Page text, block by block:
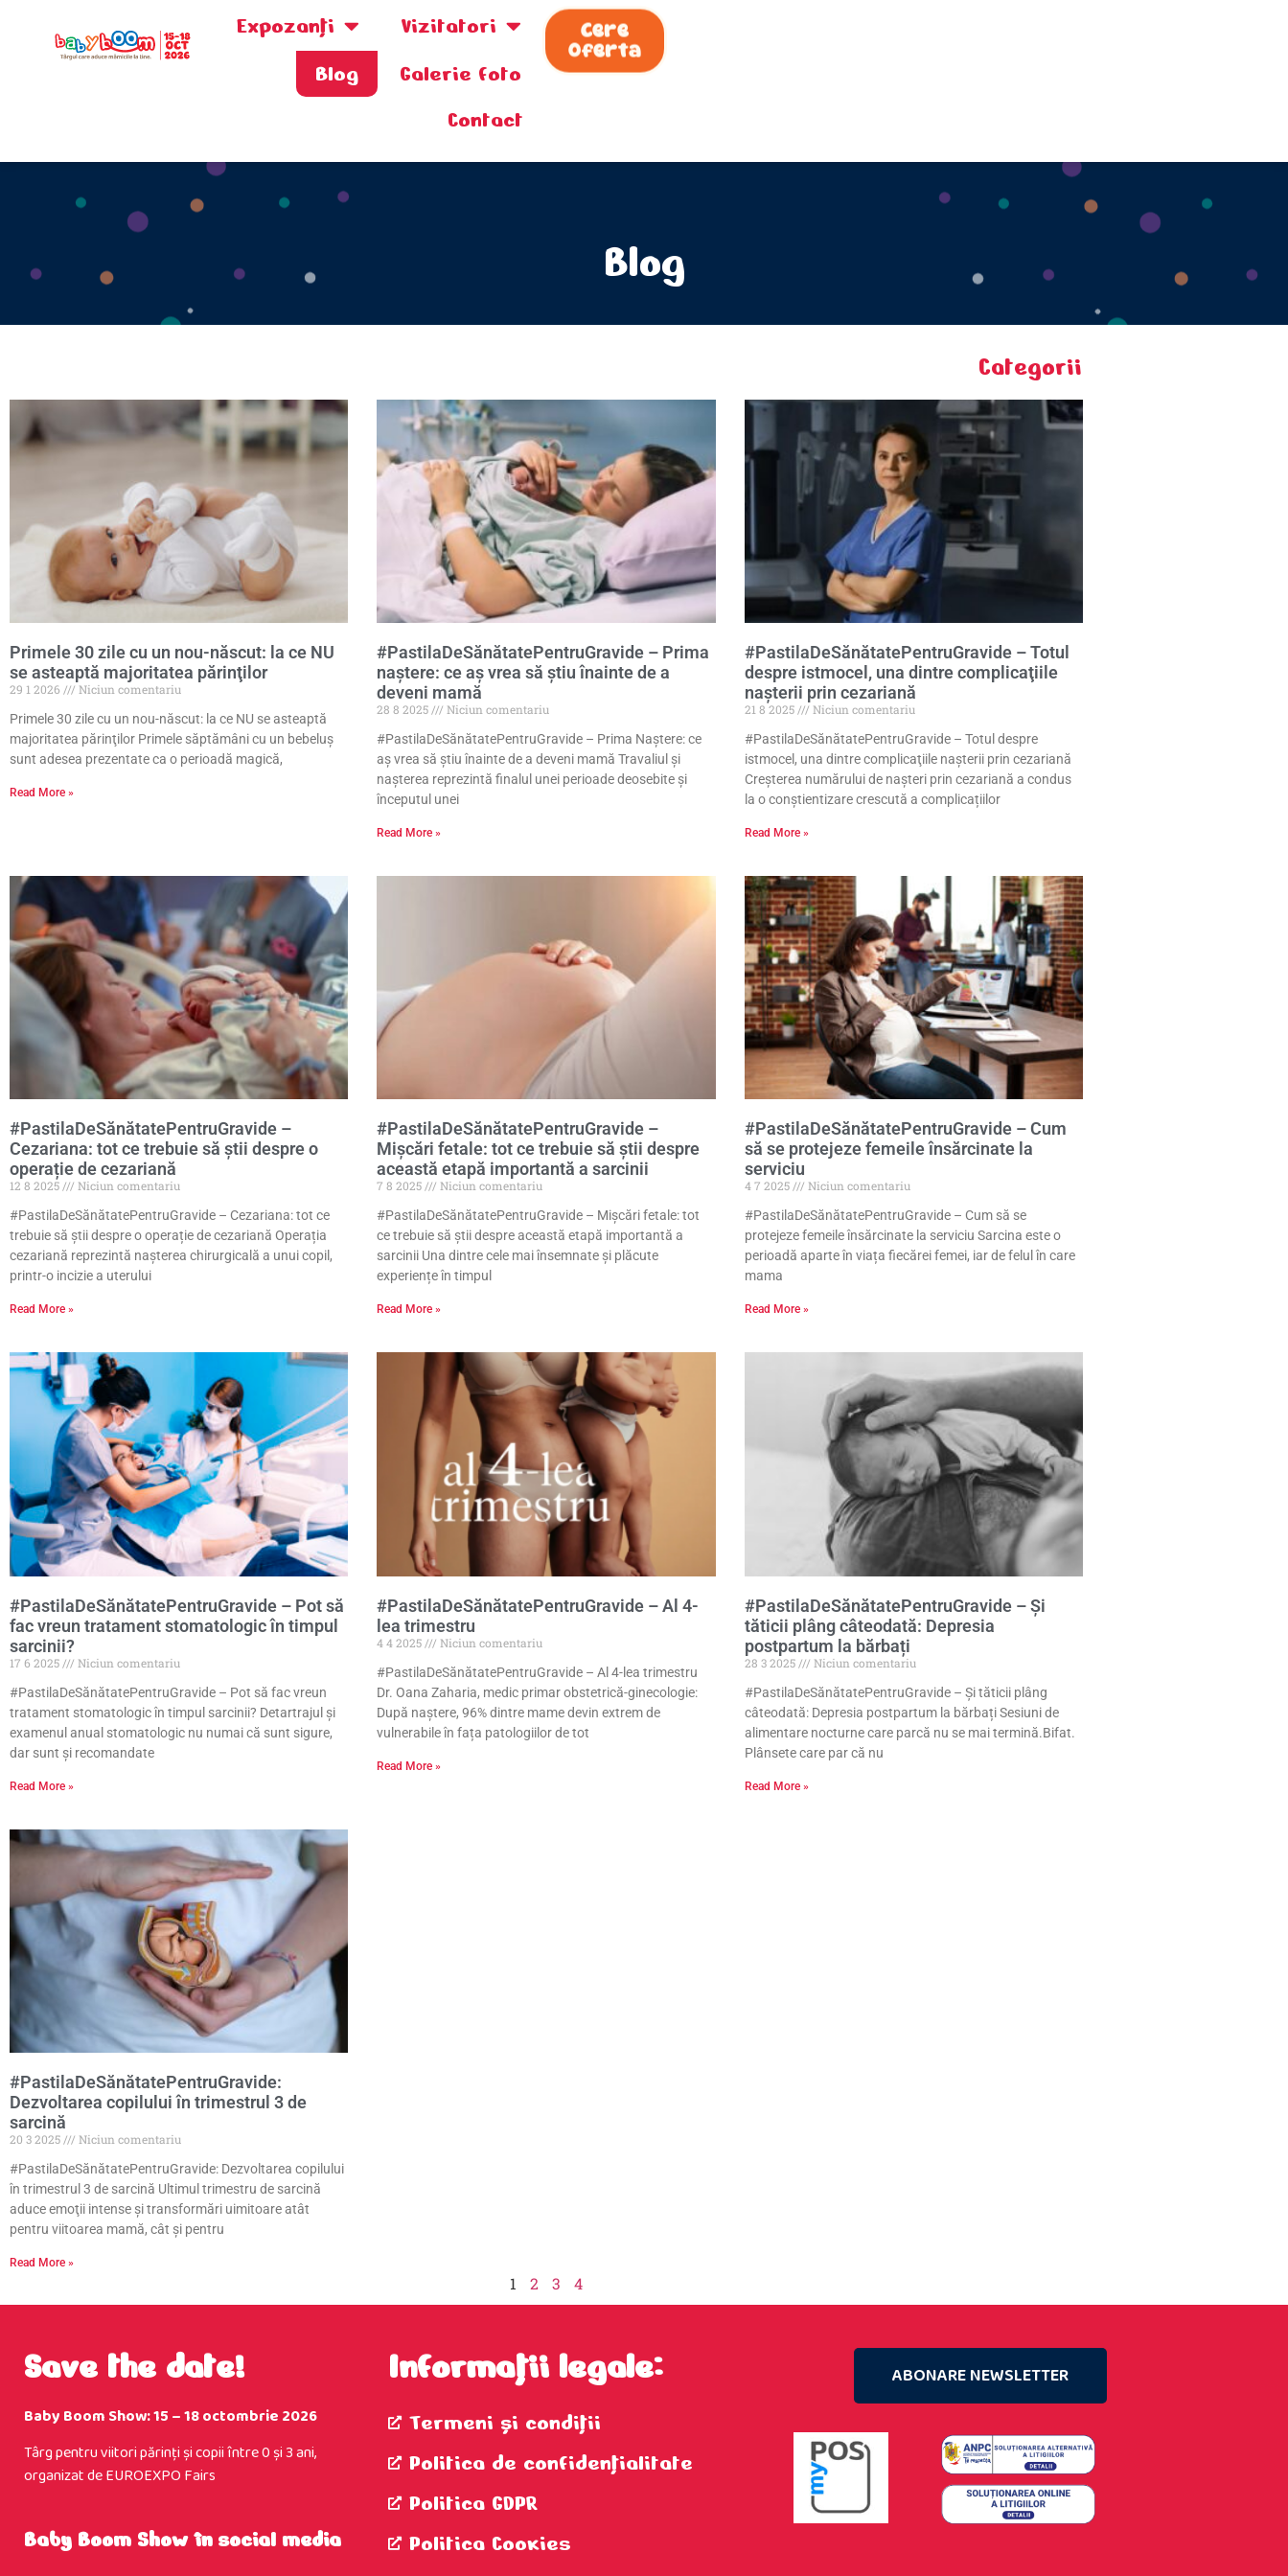
Expozanţi
Vizitatori
Blog
Galerie foto
Contact
Cere
Oferta
Blog
Categorii
Primele 30 zile cu un nou-născut: la ce NU
se asteaptă majoritatea părinţilor
29 1 2026
Niciun comentariu
Primele 30 zile cu un nou-născut: la ce NU se asteaptă
majoritatea părinţilor Primele săptămâni cu un bebeluș
sunt adesea prezentate ca o perioadă magică,
Read More »
#PastilaDeSănătatePentruGravide – Prima
naştere: ce aş vrea să ştiu înainte de a
deveni mamă
28 8 2025
Niciun comentariu
#PastilaDeSănătatePentruGravide – Prima Naştere: ce
aş vrea să ştiu înainte de a deveni mamă Travaliul și
nașterea reprezintă finalul unei perioade deosebite și
începutul unei
Read More »
#PastilaDeSănătatePentruGravide – Totul
despre istmocel, una dintre complicaţiile
naşterii prin cezariană
21 8 2025
Niciun comentariu
#PastilaDeSănătatePentruGravide – Totul despre
istmocel, una dintre complicaţiile naşterii prin cezariană
Creșterea numărului de nașteri prin cezariană a condus
la o conștientizare crescută a complicațiilor
Read More »
#PastilaDeSănătatePentruGravide –
Cezariana: tot ce trebuie să știi despre o
operație de cezariană
12 8 2025
Niciun comentariu
#PastilaDeSănătatePentruGravide – Cezariana: tot ce
trebuie să știi despre o operație de cezariană Operația
cezariană reprezintă nașterea chirurgicală a unui copil,
printr-o incizie a uterului
Read More »
#PastilaDeSănătatePentruGravide –
Mișcări fetale: tot ce trebuie să știi despre
această etapă importantă a sarcinii
7 8 2025
Niciun comentariu
#PastilaDeSănătatePentruGravide – Mișcări fetale: tot
ce trebuie să știi despre această etapă importantă a
sarcinii Una dintre cele mai însemnate și plăcute
experiențe în timpul
Read More »
#PastilaDeSănătatePentruGravide – Cum
să se protejeze femeile însărcinate la
serviciu
4 7 2025
Niciun comentariu
#PastilaDeSănătatePentruGravide – Cum să se
protejeze femeile însărcinate la serviciu Sarcina este o
perioadă aparte în viața fiecărei femei, iar de felul în care
mama
Read More »
#PastilaDeSănătatePentruGravide – Pot să
fac vreun tratament stomatologic în timpul
sarcinii?
17 6 2025
Niciun comentariu
#PastilaDeSănătatePentruGravide – Pot să fac vreun
tratament stomatologic în timpul sarcinii? Detartrajul și
examenul anual stomatologic nu numai că sunt sigure,
dar sunt și recomandate
Read More »
#PastilaDeSănătatePentruGravide – Al 4-
lea trimestru
4 4 2025
Niciun comentariu
#PastilaDeSănătatePentruGravide – Al 4-lea trimestru
Dr. Oana Zaharia, medic primar obstetrică-ginecologie:
După naștere, 96% dintre mame devin extrem de
vulnerabile în fața patologiilor de tot
Read More »
#PastilaDeSănătatePentruGravide – Și
tăticii plâng câteodată: Depresia
postpartum la bărbați
28 3 2025
Niciun comentariu
#PastilaDeSănătatePentruGravide – Și tăticii plâng
câteodată: Depresia postpartum la bărbați Sesiuni de
alimentare nocturne care parcă nu se mai termină.Bifat.
Plânsete care par că nu
Read More »
#PastilaDeSănătatePentruGravide:
Dezvoltarea copilului în trimestrul 3 de
sarcină
20 3 2025
Niciun comentariu
#PastilaDeSănătatePentruGravide: Dezvoltarea copilului
în trimestrul 3 de sarcină Ultimul trimestru de sarcină
aduce emoţii intense şi transformări uimitoare atât
pentru viitoarea mamă, cât şi pentru
Read More »
1 2 3 4
Save the date!
Baby Boom Show: 15 – 18 octombrie 2026
Târg pentru viitori părinţi şi copii între 0 şi 3 ani,
organizat de EUROEXPO Fairs
Baby Boom Show în social media
Informații legale:
Termeni şi condiţii
Politica de confidenţialitate
Politica GDPR
Politica Cookies
ABONARE NEWSLETTER